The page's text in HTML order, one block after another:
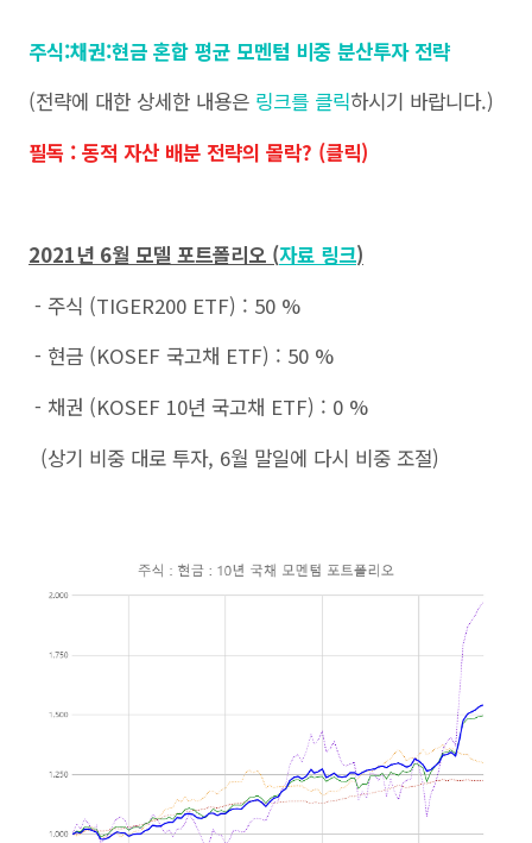
주식:채권:현금 혼합 평균 모멘텀 비중 분산투자 전략
(전략에 대한 상세한 내용은 링크를 클릭하시기 바랍니다.)
필독 : 동적 자산 배분 전략의 몰락? (클릭)
2021년 6월 모델 포트폴리오 (자료 링크)
- 주식 (TIGER200 ETF) : 50 %
- 현금 (KOSEF 국고채 ETF) : 50 %
- 채권 (KOSEF 10년 국고채 ETF) : 0 %
(상기 비중 대로 투자, 6월 말일에 다시 비중 조절)